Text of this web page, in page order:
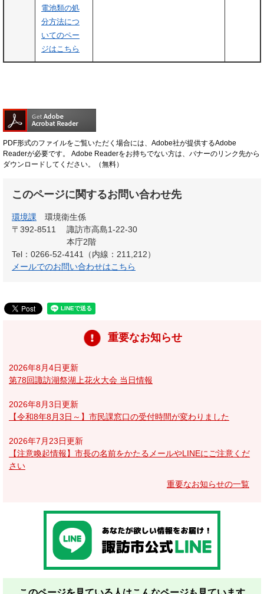
電池類の処
分方法につ
いてのペー
ジはこちら
PDF形式のファイルをご覧いただく場合には、Adobe社が提供するAdobe
Readerが必要です。
Adobe Readerをお持ちでない方は、バナーのリンク先から
ダウンロードしてください。（無料）
このページに関するお問い合わせ先
環境課
環境衛生係
〒392-8511
諏訪市高島1-22-30
本庁2階
Tel：0266-52-4141（内線：211,212）
メールでのお問い合わせはこちら
重要なお知らせ
2026年8月4日更新
第78回諏訪湖祭湖上花火大会 当日情報
2026年8月3日更新
【令和8年8月3日～】市民課窓口の受付時間が変わりました
2026年7月23日更新
【注意喚起情報】市長の名前をかたるメールやLINEにご注意くだ
さい
重要なお知らせの一覧